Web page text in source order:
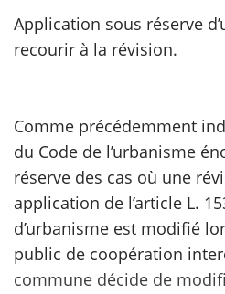
Application sous réserve
recourir à la révision.
Comme précédemment
du Code de l’urbanisme
réserve des cas où une
application de l’article L.
d’urbanisme est modifié
public de coopération
commune décide de